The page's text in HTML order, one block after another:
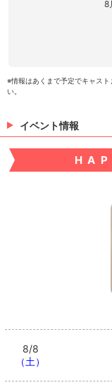
8
※情報はあくまで予定でキャス
い。
イベント情報
8/8
（土）